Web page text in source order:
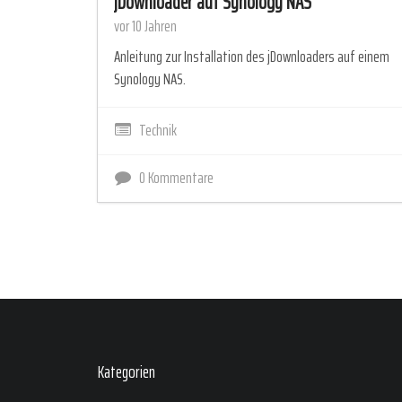
vor 10 Jahren
Anleitung zur Installation des jDownloaders auf einem
Synology NAS.
Technik
0 Kommentare
Kategorien